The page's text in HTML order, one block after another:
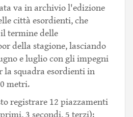
va in archivio l'edizione
città esordienti, che
termine delle
della stagione, lasciando
e luglio con gli impegni
la squadra esordienti in
metri.
registrare 12 piazzamenti